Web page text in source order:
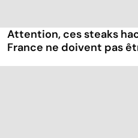
Attention, ces steaks
France ne doivent pas